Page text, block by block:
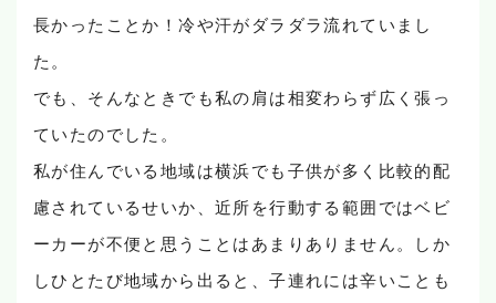
長かったことか！冷や汗がダラダラ流れていまし
た。
でも、そんなときでも私の肩は相変わらず広く張っ
ていたのでした。
私が住んでいる地域は横浜でも子供が多く比較的配
慮されているせいか、近所を行動する範囲ではベビ
ーカーが不便と思うことはあまりありません。しか
しひとたび地域から出ると、子連れには辛いことも